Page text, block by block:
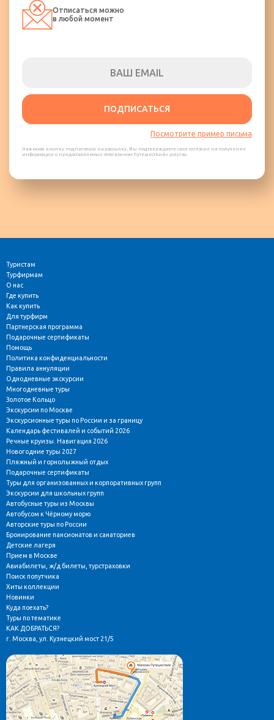
Отписаться можно
в любой момент
ПОДПИСАТЬСЯ
Посмотрите пример письма
Нажимая кнопку подписаться на рассылку, Вы подтверждаете свое согласие на получение
информации о предоставляемых «Магазином Путешествий» услугах.
Туристам
Турфирмам
О нас
Где купить
Как купить
Для турфирм
Партнерская программа
Подарочные сертификаты
Помощь
Политика конфиденциальности
Правила аннуляции
Однодневные экскурсии
Многодневные туры
Золотое Кольцо
Экскурсии по Москве
Экскурсионные туры по России и за границу
Календарь фестивалей и событий 2026
Речные круизы. Навигация 2026
Новогодние туры 2027
Пляжный и горнолыжный отдых
Подарочные сертификаты
Туры для организованных и корпоративных групп
Экскурсии для школьных групп
Автобусные туры из Москвы
Автобусом к Чёрному морю
Авторские туры по России
Бронирование пансионатов и санаториев
Детские лагеря
Прием в Москве
Авиабилеты, ж/д билеты, турстраховки
Поиск попутчика
Хиты коллекции
Новинки
Куда поехать?
Туры по тематике
КАК ДОБРАТЬСЯ?
г. Москва, ул. Кузнецкий мост 21/5